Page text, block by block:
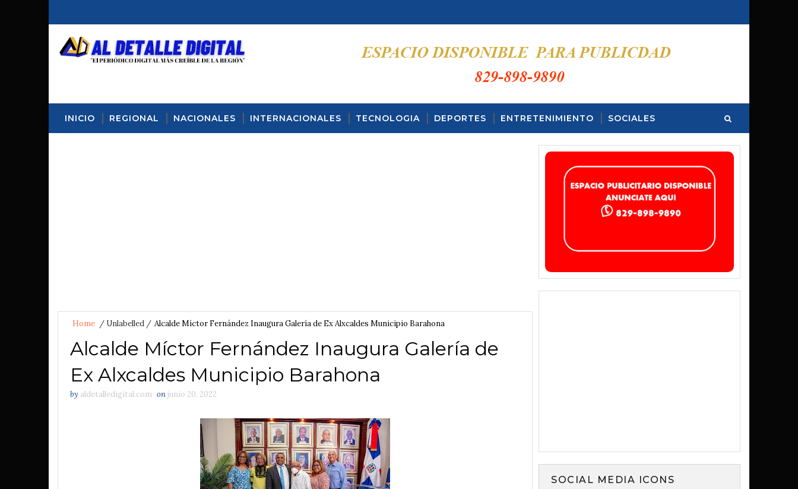
INICIO REGIONAL NACIONALES INTERNACIONALES TECNOLOGIA DEPORTES ENTRETENIMIENTO SOCIALES
Home / Unlabelled / Alcalde Míctor Fernández Inaugura Galería de Ex Alxcaldes Municipio Barahona
Alcalde Míctor Fernández Inaugura Galería de
Ex Alxcaldes Municipio Barahona
by aldetalledigital.com onjunio 20, 2022
SOCIAL MEDIA ICONS